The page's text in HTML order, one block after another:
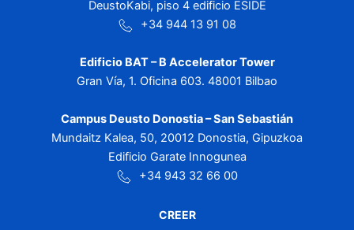
DeustoKabi, piso 4 edificio ESIDE
+34 944 13 91 08
Edificio BAT – B Accelerator Tower
Gran Vía, 1. Oficina 603. 48001 Bilbao
Campus Deusto Donostia – San Sebastián
Mundaitz Kalea, 50, 20012 Donostia, Gipuzkoa
Edificio Garate Innogunea
+34 943 32 66 00
CREER